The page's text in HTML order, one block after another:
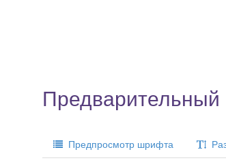
Предпросмотр шрифта